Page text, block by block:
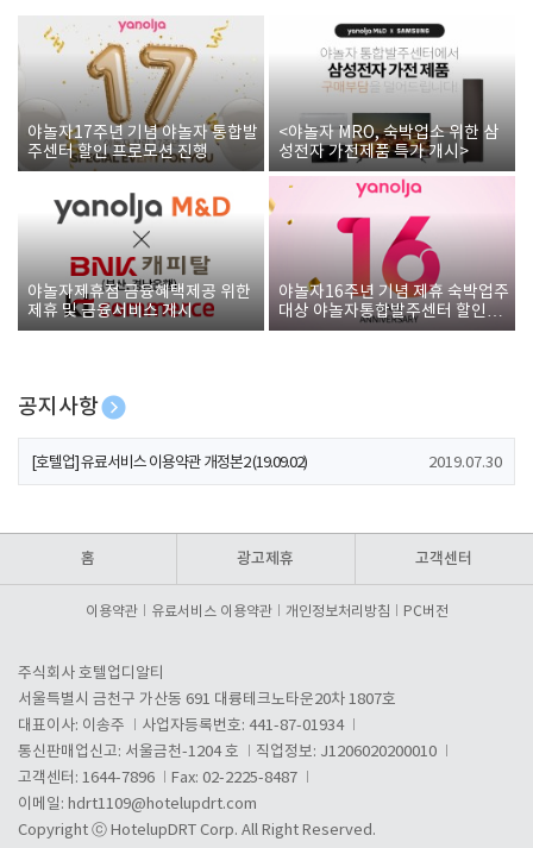
야놀자17주년 기념 야놀자 통합발
주센터 할인 프로모션 진행
<야놀자 MRO, 숙박업소 위한 삼
성전자 가전제품 특가 개시>
야놀자제휴점 금융혜택제공 위한
제휴 및 금융서비스 게시
야놀자16주년 기념 제휴 숙박업주
대상 야놀자통합발주센터 할인쿠
폰 증정
공지사항
[호텔업] 개인정보 처리방침 개정본1 (19.09.02)
[호텔업] 유료서비스 이용약관 개정본2 (19.09.02) 2019.07.30
홈 광고제휴 고객센터
이용약관 유료서비스 이용약관 개인정보처리방침 PC버전
주식회사 호텔업디알티
서울특별시 금천구 가산동 691 대륭테크노타운20차 1807호
대표이사: 이송주
사업자등록번호: 441-87-01934
통신판매업신고: 서울금천-1204 호
직업정보: J1206020200010
고객센터: 1644-7896
Fax: 02-2225-8487
이메일: hdrt1109@hotelupdrt.com
Copyright ⓒ HotelupDRT Corp. All Right Reserved.